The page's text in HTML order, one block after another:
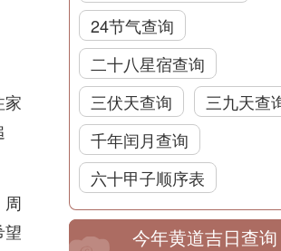
家
周
望
24节气查询
二十八星宿查询
三伏天查询
三九天查
千年闰月查询
六十甲子顺序表
今年黄道吉日查询